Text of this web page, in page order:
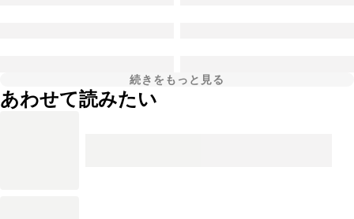
続きをもっと見る
あわせて読みたい